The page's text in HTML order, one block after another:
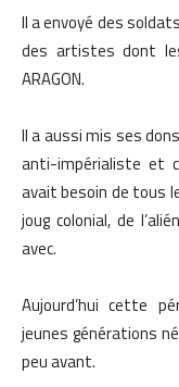
Il a envoyé des
des artistes dont
ARAGON.
Il a aussi mis ses
anti-impérialiste et
avait besoin de tous
joug colonial, de
avec.
Aujourd’hui cette
jeunes générations
peu avant.